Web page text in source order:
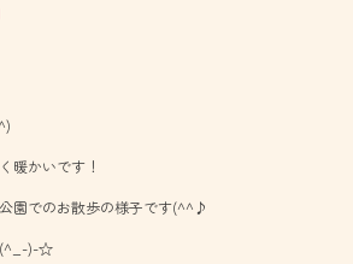
暖かいです！
園でのお散歩の様子です(^^♪
(^_-)-☆